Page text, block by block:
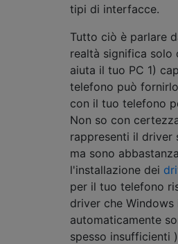
tipi di interfacce.
Tutto ciò è parlare
realtà significa solo
aiuta il tuo PC 1)
telefono può
con il tuo telefono
Non so con
rappresenti il ​​driver
ma sono
l'installazione dei
per il tuo telefono
driver che Windows
automaticamente
spesso insufficienti